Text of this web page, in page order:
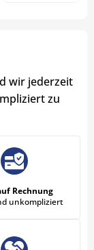
wir jederzeit
zu
Rechnung
unkompliziert